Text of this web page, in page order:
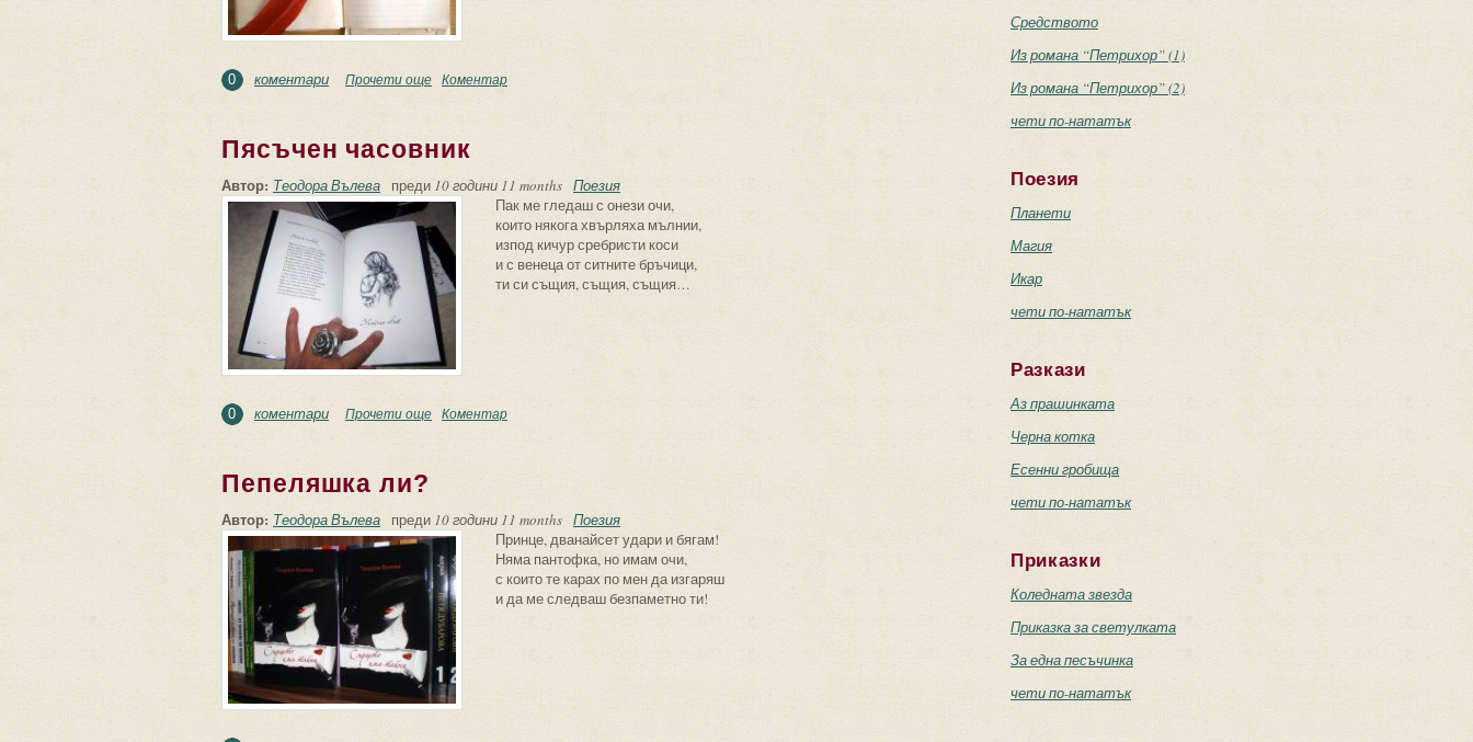
0 коментари Прочети още about Ограбена съм
Коментар
Пясъчен часовник
Автор: Теодора Вълева преди 10 години 11 months Поезия
Пак ме гледаш с онези очи,
които някога хвърляха мълнии,
изпод кичур сребристи коси
и с венеца от ситните бръчици,
ти си същия, същия, същия…
0 коментари Прочети още about Пясъчен часовник
Коментар
Пепеляшка ли?
Автор: Теодора Вълева преди 10 години 11 months Поезия
Принце, дванайсет удари и бягам!
Няма пантофка, но имам очи,
с които те карах по мен да изгаряш
и да ме следваш безпаметно ти!
Средството
Из романа “Петрихор” (1)
Из романа “Петрихор” (2)
чети по-нататък
Поезия
Планети
Магия
Икар
чети по-нататък
Разкази
Аз прашинката
Черна котка
Есенни гробища
чети по-нататък
Приказки
Коледната звезда
Приказка за светулката
За една песъчинка
чети по-нататък